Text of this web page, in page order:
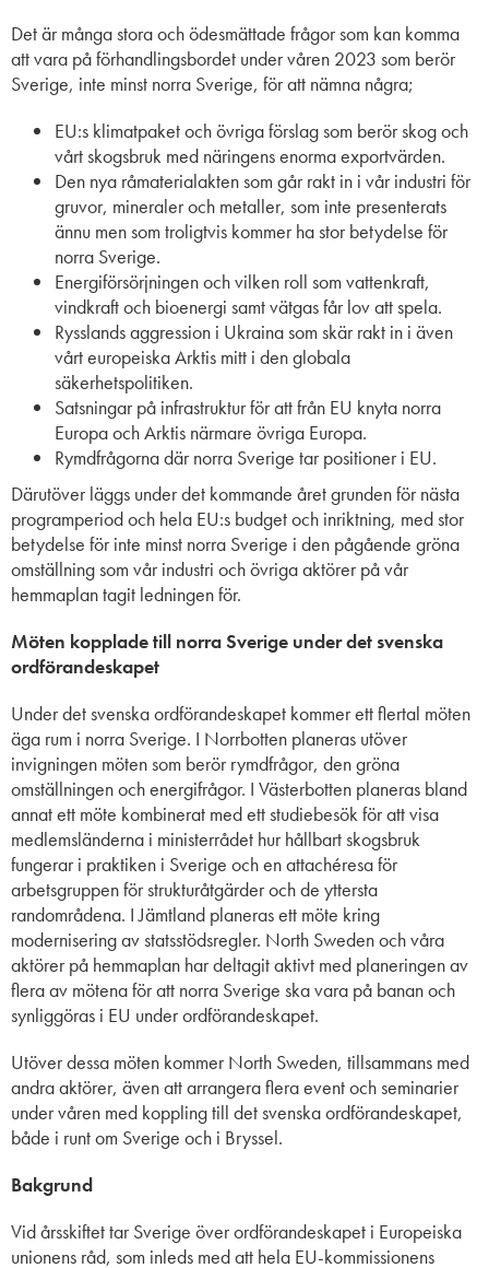
Det är många stora och ödesmättade frågor som kan komma
att vara på förhandlingsbordet under våren 2023 som berör
Sverige, inte minst norra Sverige, för att nämna några;
EU:s klimatpaket och övriga förslag som berör skog och
vårt skogsbruk med näringens enorma exportvärden.
Den nya råmaterialakten som går rakt in i vår industri för
gruvor, mineraler och metaller, som inte presenterats
ännu men som troligtvis kommer ha stor betydelse för
norra Sverige.
Energiförsörjningen och vilken roll som vattenkraft,
vindkraft och bioenergi samt vätgas får lov att spela.
Rysslands aggression i Ukraina som skär rakt in i även
vårt europeiska Arktis mitt i den globala
säkerhetspolitiken.
Satsningar på infrastruktur för att från EU knyta norra
Europa och Arktis närmare övriga Europa.
Rymdfrågorna där norra Sverige tar positioner i EU.
Därutöver läggs under det kommande året grunden för nästa
programperiod och hela EU:s budget och inriktning, med stor
betydelse för inte minst norra Sverige i den pågående gröna
omställning som vår industri och övriga aktörer på vår
hemmaplan tagit ledningen för.
Möten kopplade till norra Sverige under det svenska
ordförandeskapet
Under det svenska ordförandeskapet kommer ett flertal möten
äga rum i norra Sverige. I Norrbotten planeras utöver
invigningen möten som berör rymdfrågor, den gröna
omställningen och energifrågor. I Västerbotten planeras bland
annat ett möte kombinerat med ett studiebesök för att visa
medlemsländerna i ministerrådet hur hållbart skogsbruk
fungerar i praktiken i Sverige och en attachéresa för
arbetsgruppen för strukturåtgärder och de yttersta
randområdena. I Jämtland planeras ett möte kring
modernisering av statsstödsregler. North Sweden och våra
aktörer på hemmaplan har deltagit aktivt med planeringen av
flera av mötenaför att norra Sverige ska vara på banan och
synliggöras i EU under ordförandeskapet.
Utöver dessa möten kommer North Sweden, tillsammans med
andra aktörer, även att arrangera flera event och seminarier
under våren med koppling till det svenska ordförandeskapet,
både i runt om Sverige och i Bryssel.
Bakgrund
Vid årsskiftet tar Sverige över ordförandeskapet i Europeiska
unionens råd, som inleds med att hela EU-kommissionens